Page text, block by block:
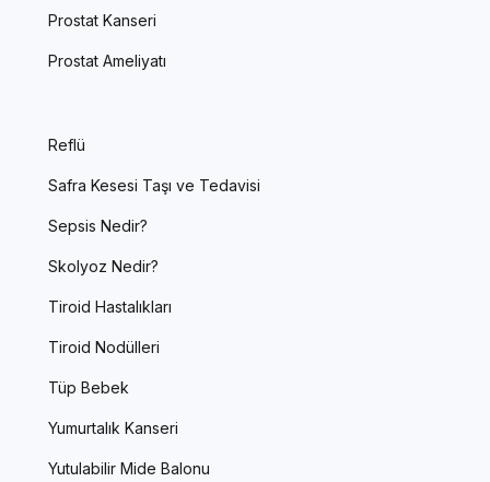
Prostat Kanseri
Prostat Ameliyatı
Reflü
Safra Kesesi Taşı ve Tedavisi
Sepsis Nedir?
Skolyoz Nedir?
Tiroid Hastalıkları
Tiroid Nodülleri
Tüp Bebek
Yumurtalık Kanseri
Yutulabilir Mide Balonu